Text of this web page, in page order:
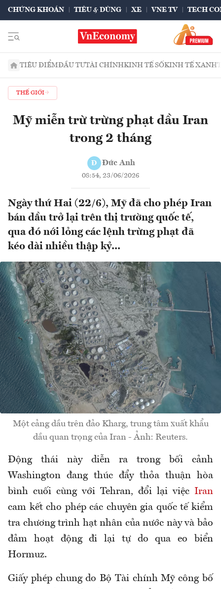
CHỨNG KHOÁN TIÊU & DÙNG XE VNE TV TECH
TIÊU ĐIỂMĐẦU TƯTÀI CHÍNHKINH TẾ SỐKINH TẾ XANH
THẾ GIỚI
Mỹ miễn trừ trừng phạt dầu Iran
trong 2 tháng
Đ Đức Anh
08:54, 23/06/2026
Ngày thứ Hai (22/6), Mỹ đã cho phép Iran
bán dầu trở lại trên thị trường quốc tế,
qua đó nới lỏng các lệnh trừng phạt đã
kéo dài nhiều thập kỷ...
Một cảng dầu trên đảo Kharg, trung tâm xuất khẩu
dầu quan trọng của Iran - Ảnh: Reuters.
Động thái này diễn ra trong bối cảnh
Washington đang thúc đẩy thỏa thuận hòa
bình cuối cùng với Tehran, đổi lại việc Iran
cam kết cho phép các chuyên gia quốc tế kiểm
tra chương trình hạt nhân của nước này và bảo
đảm hoạt động đi lại tự do qua eo biển
Hormuz.
Giấy phép chung do Bộ Tài chính Mỹ công bố